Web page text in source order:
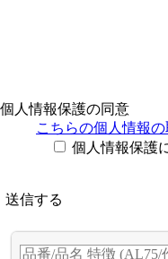
個人情報保護の同意
こちらの個人情報
個人情報保護